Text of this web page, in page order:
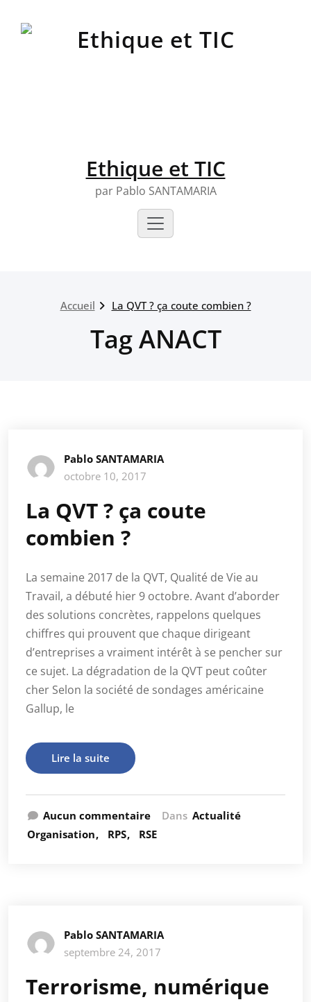
Ethique et TIC
par Pablo SANTAMARIA
Accueil La QVT ? ça coute combien ?
Tag ANACT
Pablo SANTAMARIA
octobre 10, 2017
La QVT ? ça coute
combien ?
La semaine 2017 de la QVT, Qualité de Vie au
Travail, a débuté hier 9 octobre. Avant d’aborder
des solutions concrètes, rappelons quelques
chiffres qui prouvent que chaque dirigeant
d’entreprises a vraiment intérêt à se pencher sur
ce sujet. La dégradation de la QVT peut coûter
cher Selon la société de sondages américaine
Gallup, le
Lire la suite
Aucun commentaire Dans Actualité
Organisation
RPS RSE
Pablo SANTAMARIA
septembre 24, 2017
Terrorisme, numérique